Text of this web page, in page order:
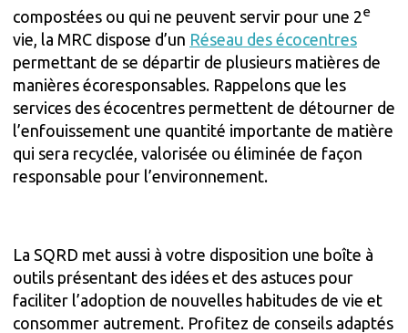
compostées ou qui ne peuvent servir pour une 2e
vie, la MRC dispose d’un Réseau des écocentres
permettant de se départir de plusieurs matières de
manières écoresponsables. Rappelons que les
services des écocentres permettent de détourner de
l’enfouissement une quantité importante de matière
qui sera recyclée, valorisée ou éliminée de façon
responsable pour l’environnement.
La SQRD met aussi à votre disposition une boîte à
outils présentant des idées et des astuces pour
faciliter l’adoption de nouvelles habitudes de vie et
consommer autrement. Profitez de conseils adaptés